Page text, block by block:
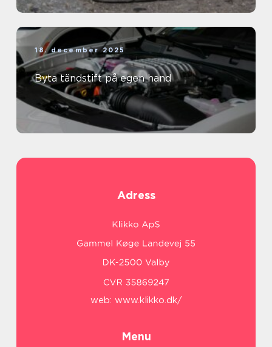
18. december 2025
Byta tändstift på egen hand
Adress
web: www.klikko.dk/
Menu